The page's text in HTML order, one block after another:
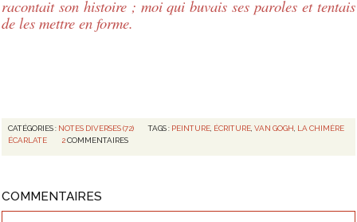
racontait son histoire ; moi qui buvais ses paroles et tentais
de les mettre en forme.
CATÉGORIES : NOTES DIVERSES (72) TAGS : PEINTURE ÉCRITURE ,VAN GOGH LA CHIMÈRE
ÉCARLATE
2 COMMENTAIRES
COMMENTAIRES